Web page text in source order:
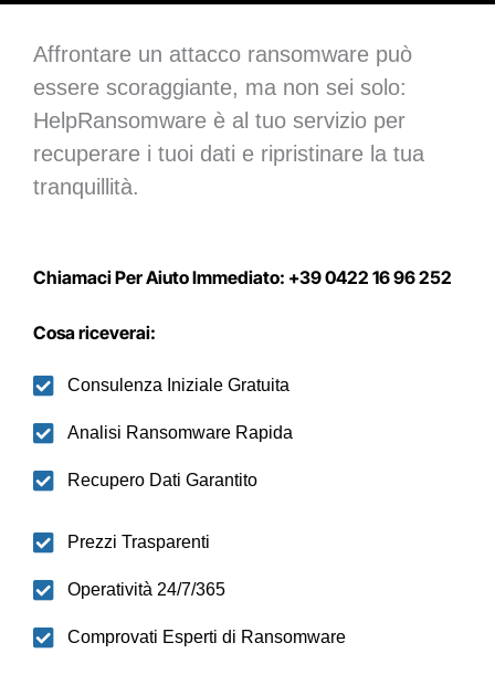
Affrontare un attacco ransomware può
essere scoraggiante, ma non sei solo:
HelpRansomware è al tuo servizio per
recuperare i tuoi dati e ripristinare la tua
tranquillità.
Chiamaci Per Aiuto Immediato: +39 0422 16 96 252
Cosa riceverai:
Consulenza Iniziale Gratuita
Analisi Ransomware Rapida
Recupero Dati Garantito
Prezzi Trasparenti
Operatività 24/7/365
Comprovati Esperti di Ransomware